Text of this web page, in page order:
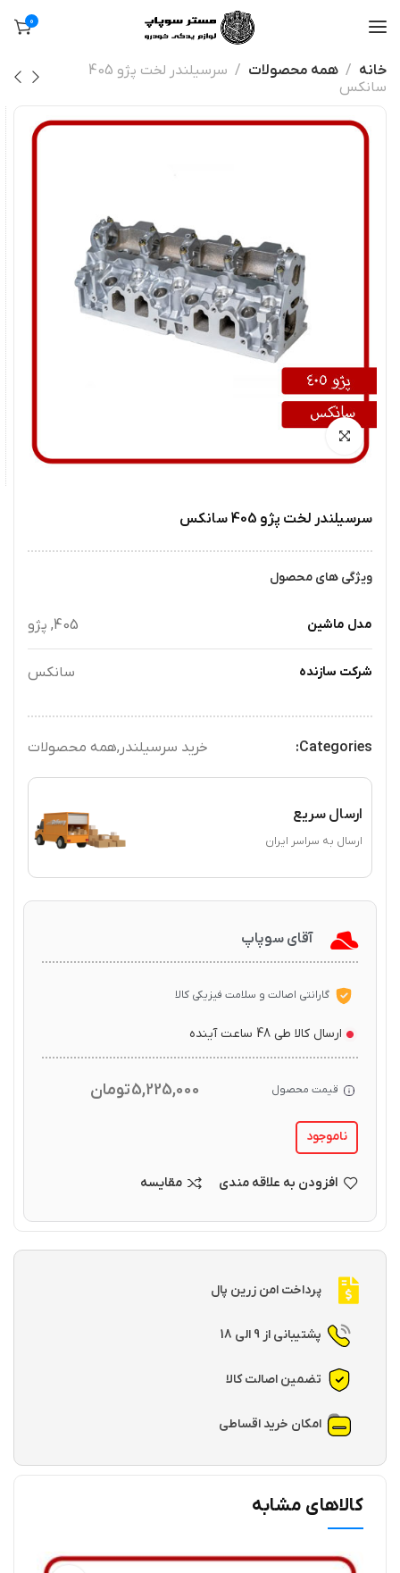
0
خانه همه محصولات
سرسیلندر لخت پژو 405
سانکس
سرسیلندر لخت پژو 405 سانکس
ویژگی های محصول
مدل ماشین 405, پژو
شرکت سازنده سانکس
Categories: خرید سرسیلندر ,همه محصولات
ارسال سریع
ارسال به سراسر ایران
آقای سوپاپ
گارانتی اصالت و سلامت فیزیکی کالا
ارسال کالا طی 48 ساعت آینده
قیمت محصول 5,225,000تومان
ناموجود
افزودن به علاقه مندی مقایسه
پرداخت امن زرین پال
پشتیبانی از 9 الی 18
تضمین اصالت کالا
امکان خرید اقساطی
کالاهای مشابه